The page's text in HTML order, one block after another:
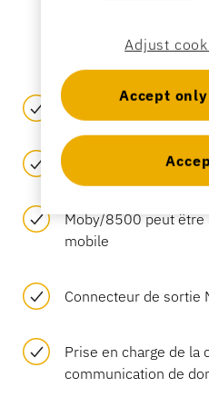
Support de paiement
Base autoportante et
Moby/8500 peut être
mobile
Connecteur de sortie
Prise en charge de la
communication de
Adjust
Accept